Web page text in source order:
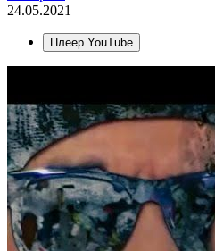
24.05.2021
Плеер YouTube